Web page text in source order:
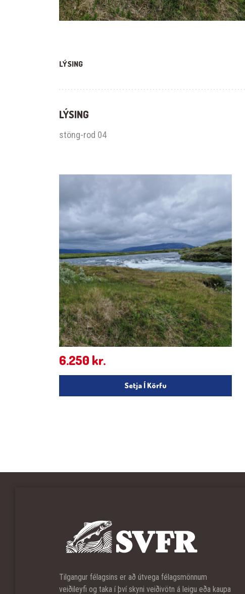
LÝSING
LÝSING
stöng-rod 04
6.250 kr.
Setja Í Körfu
Tilgangur félagsins er að útvega félagsmönnum
veiðileyfi og taka í því skyni veiðivötn á leigu eða kaupa